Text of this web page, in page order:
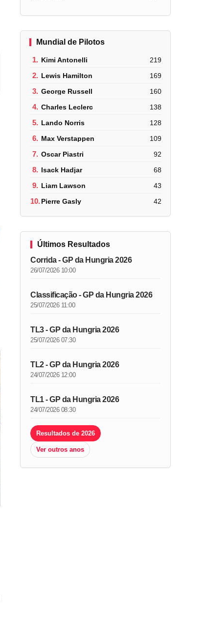
Mundial de Pilotos
1. Kimi Antonelli 219
2. Lewis Hamilton 169
3. George Russell 160
4. Charles Leclerc 138
5. Lando Norris 128
6. Max Verstappen 109
7. Oscar Piastri 92
8. Isack Hadjar 68
9. Liam Lawson 43
10.Pierre Gasly 42
Últimos Resultados
Corrida - GP da Hungria 2026
26/07/2026 10:00
Classificação - GP da Hungria 2026
25/07/2026 11:00
TL3 - GP da Hungria 2026
25/07/2026 07:30
TL2 - GP da Hungria 2026
24/07/2026 12:00
TL1 - GP da Hungria 2026
24/07/2026 08:30
Resultados de 2026
Ver outros anos